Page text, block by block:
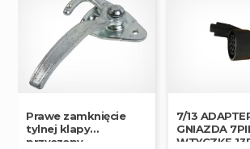
Prawe zamknięcie
tylnej klapy
przyczepy
7/13
GNIAZDA
WTYCZKĘ